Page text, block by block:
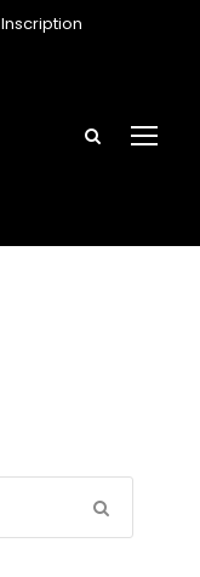
Inscription